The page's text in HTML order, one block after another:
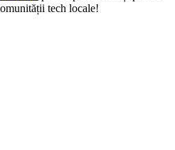
tech locale!